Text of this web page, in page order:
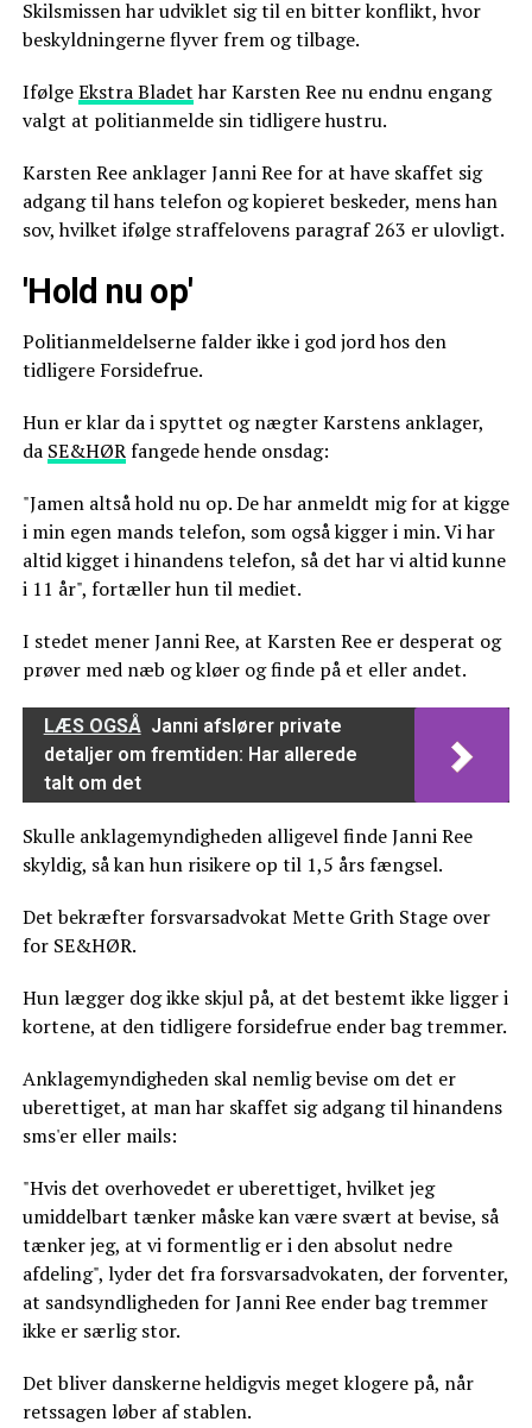
Skilsmissen har udviklet sig til en bitter konflikt, hvor
beskyldningerne flyver frem og tilbage.
IfølgeEkstra Bladethar Karsten Ree nu endnu engang
valgt at politianmelde sin tidligere hustru.
Karsten Ree anklager Janni Ree for at have skaffet sig
adgang til hans telefon og kopieret beskeder, mens han
sov, hvilket ifølge straffelovens paragraf 263 er ulovligt.
'Hold nu op'
Politianmeldelserne falder ikke i god jord hos den
tidligere Forsidefrue.
Hun er klar da i spyttet og nægter Karstens anklager,
da SE&HØRfangede hende onsdag:
"Jamen altså hold nu op. De har anmeldt mig for at kigge
i min egen mands telefon, som også kigger i min. Vi har
altid kigget i hinandens telefon, så det har vi altid kunne
i 11 år", fortæller hun til mediet.
I stedet mener Janni Ree, at Karsten Ree er desperat og
prøver med næb og kløer og finde på et eller andet.
LÆS OGSÅ Janni afslører private
detaljer om fremtiden: Har allerede
talt om det
Skulle anklagemyndigheden alligevel finde Janni Ree
skyldig, så kan hun risikere op til 1,5 års fængsel.
Det bekræfter forsvarsadvokat Mette Grith Stage over
for SE&HØR.
Hun lægger dog ikke skjul på, at det bestemt ikke ligger i
kortene, at den tidligere forsidefrue ender bag tremmer.
Anklagemyndigheden skal nemlig bevise om det er
uberettiget, at man har skaffet sig adgang til hinandens
sms'er eller mails:
"Hvis det overhovedet er uberettiget, hvilket jeg
umiddelbart tænker måske kan være svært at bevise, så
tænker jeg, at vi formentlig er i den absolut nedre
afdeling", lyder det fra forsvarsadvokaten, der forventer,
at sandsyndligheden for Janni Ree ender bag tremmer
ikke er særlig stor.
Det bliver danskerne heldigvis meget klogere på, når
retssagen løber af stablen.